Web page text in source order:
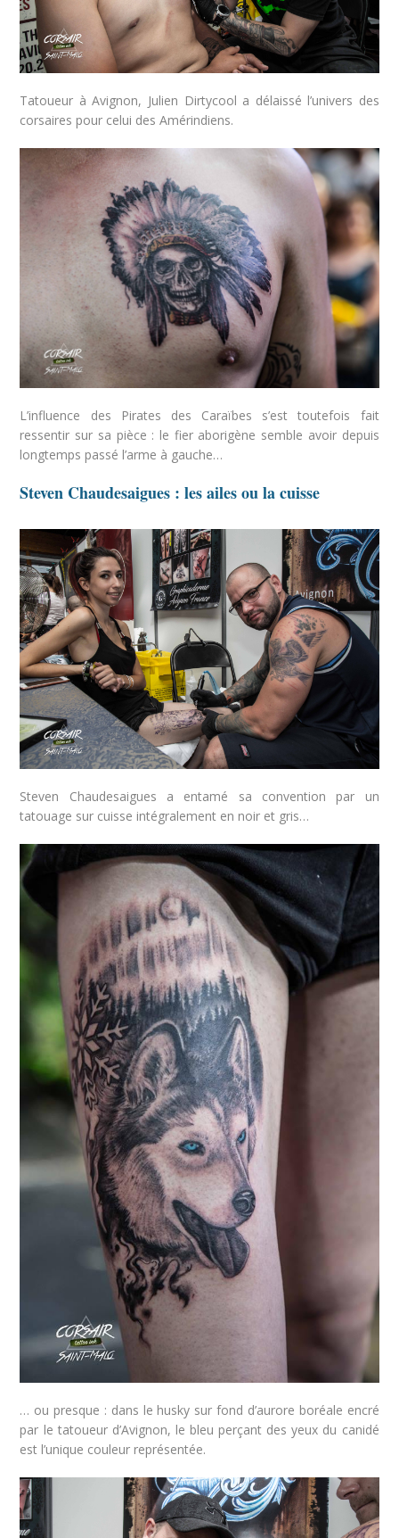
Tatoueur à Avignon, Julien Dirtycool a délaissé l’univers des
corsaires pour celui des Amérindiens.
L’influence des Pirates des Caraïbes s’est toutefois fait
ressentir sur sa pièce : le fier aborigène semble avoir depuis
longtemps passé l’arme à gauche…
Steven Chaudesaigues : les ailes ou la cuisse
Steven Chaudesaigues a entamé sa convention par un
tatouage sur cuisse intégralement en noir et gris…
… ou presque : dans le husky sur fond d’aurore boréale encré
par le tatoueur d’Avignon, le bleu perçant des yeux du canidé
est l’unique couleur représentée.